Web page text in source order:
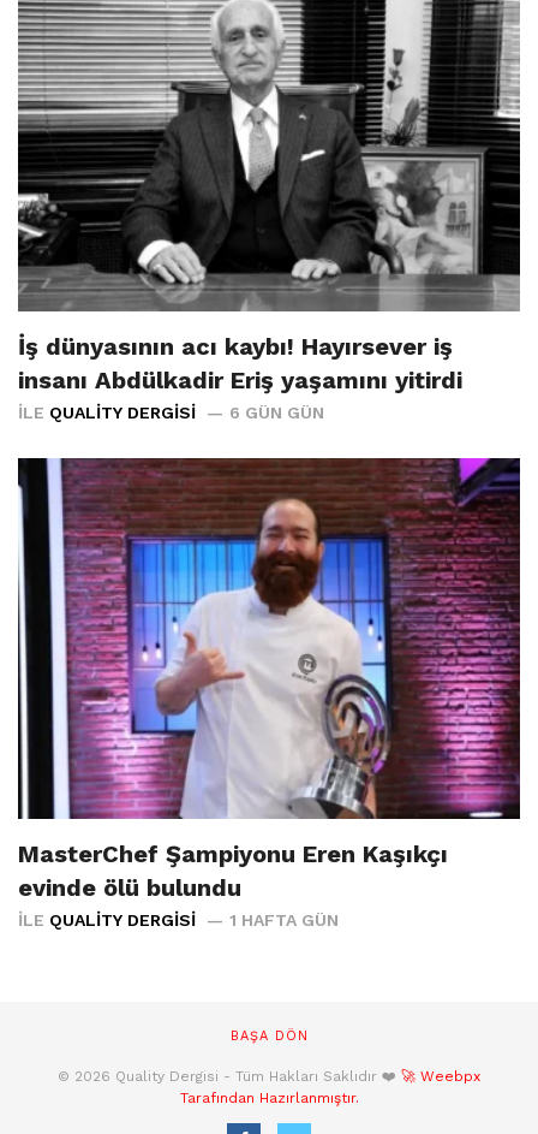
İş dünyasının acı kaybı! Hayırsever iş
insanı Abdülkadir Eriş yaşamını yitirdi
İLE QUALITY DERGISI 6 GÜN GÜN
MasterChef Şampiyonu Eren Kaşıkçı
evinde ölü bulundu
İLE QUALITY DERGISI 1 HAFTA GÜN
BAŞA DÖN
© 2026 Quality Dergisi - Tüm Hakları Saklıdır ❤️ 🚀 Weebpx
Tarafından Hazırlanmıştır.